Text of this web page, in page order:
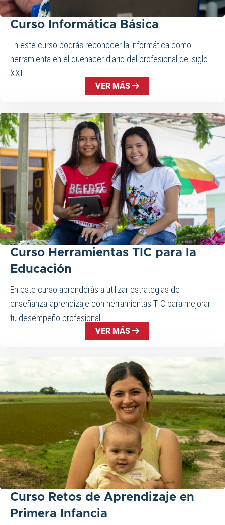
Curso Informática Básica
En este curso podrás reconocer la informática como
herramienta en el quehacer diario del profesional del siglo
XXI...
VER MÁS
Curso Herramientas TIC para la
Educación
En este curso aprenderás a utilizar estrategias de
enseñanza-aprendizaje con herramientas TIC para mejorar
tu desempeño profesional...
VER MÁS
Curso Retos de Aprendizaje en
Primera Infancia